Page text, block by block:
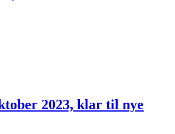
2023, klar til nye